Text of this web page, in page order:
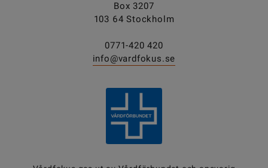
Box 3207
103 64 Stockholm
0771-420 420
info@vardfokus.se